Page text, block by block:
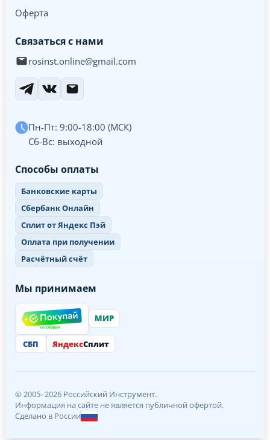
Оферта
Связаться с нами
rosinst.online@gmail.com
Пн-Пт: 9:00-18:00 (МСК)
Сб-Вс: выходной
Способы оплаты
Банковские карты
Сбербанк Онлайн
Сплит от Яндекс Пэй
Оплата при получении
Расчётный счёт
Мы принимаем
МИР
СБП ЯндексСплит
© 2005–2026 Российский Инструмент.
Информация на сайте не является публичной офертой.
Сделано в России